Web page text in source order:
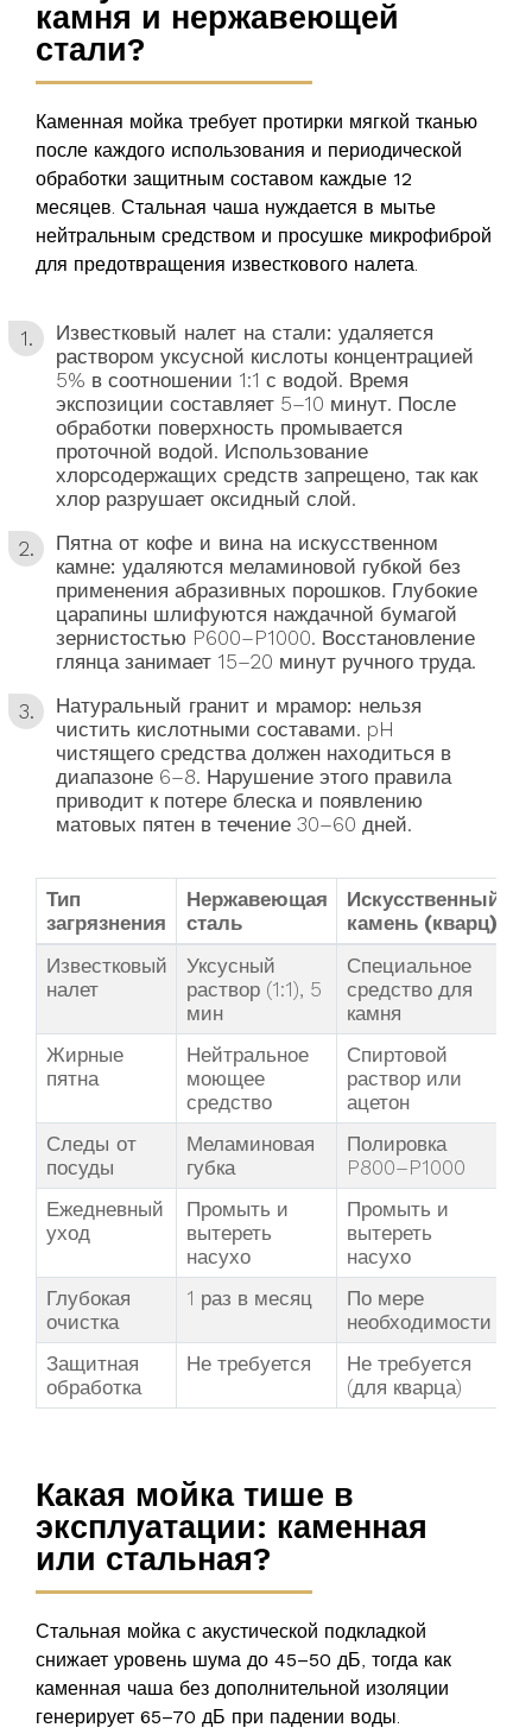
камня и нержавеющей
стали?
Каменная мойка требует протирки мягкой тканью
после каждого использования и периодической
обработки защитным составом каждые 12
месяцев. Стальная чаша нуждается в мытье
нейтральным средством и просушке микрофиброй
для предотвращения известкового налета.
Известковый налет на стали: удаляется
раствором уксусной кислоты концентрацией
5% в соотношении 1:1 с водой. Время
экспозиции составляет 5–10 минут. После
обработки поверхность промывается
проточной водой. Использование
хлорсодержащих средств запрещено, так как
хлор разрушает оксидный слой.
Пятна от кофе и вина на искусственном
камне: удаляются меламиновой губкой без
применения абразивных порошков. Глубокие
царапины шлифуются наждачной бумагой
зернистостью P600–P1000. Восстановление
глянца занимает 15–20 минут ручного труда.
Натуральный гранит и мрамор: нельзя
чистить кислотными составами. pH
чистящего средства должен находиться в
диапазоне 6–8. Нарушение этого правила
приводит к потере блеска и появлению
матовых пятен в течение 30–60 дней.
Тип
загрязнения
Нержавеющая
сталь
Искусственный
камень (кварц)
Известковый
налет
Уксусный
раствор (1:1), 5
мин
Специальное
средство для
камня
Жирные
пятна
Нейтральное
моющее
средство
Спиртовой
раствор или
ацетон
Следы от
посуды
Меламиновая
губка
Полировка
P800–P1000
Ежедневный
уход
Промыть и
вытереть
насухо
Промыть и
вытереть
насухо
Глубокая
очистка
1 раз в месяц
По мере
необходимости
Защитная
обработка
Не требуется
Не требуется
(для кварца)
Какая мойка тише в
эксплуатации: каменная
или стальная?
Стальная мойка с акустической подкладкой
снижает уровень шума до 45–50 дБ, тогда как
каменная чаша без дополнительной изоляции
генерирует 65–70 дБ при падении воды.